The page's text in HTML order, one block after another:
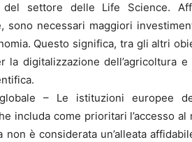
settore delle Life Science.
sono necessari maggiori
Questo significa, tra gli altri
digitalizzazione dell’agricoltura e
– Le istituzioni europee
includa come prioritari l’accesso
non è considerata un’alleata